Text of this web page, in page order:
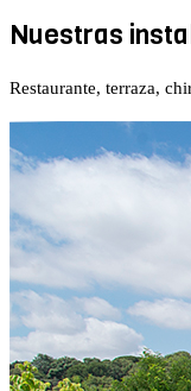
Nuestras
Restaurante, terraza,